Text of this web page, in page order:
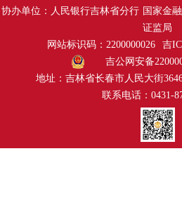
协办单位：人民银行吉林省分行 国家金
证监局
网站标识码：2200000026
吉
吉公网安备
地址：吉林省长春市人民大街
联系电话：0431-